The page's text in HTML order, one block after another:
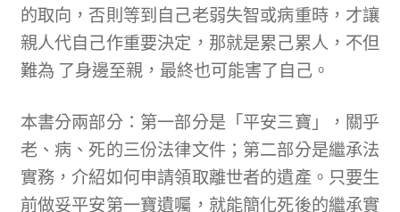
的取向，否則等到自己老弱失智或病重時，才讓
親人代自己作重要決定，那就是累己累人，不但
難為 了身邊至親，最終也可能害了自己。
本書分兩部分：第一部分是「平安三寶」，關乎
老、病、死的三份法律文件；第二部分是繼承法
實務，介紹如何申請領取離世者的遺產。只要生
前做妥平安第一寶遺囑，就能簡化死後的繼承實